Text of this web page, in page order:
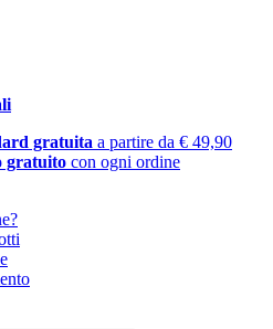
gratuita a partire da € 49,90
gratuito con ogni ordine